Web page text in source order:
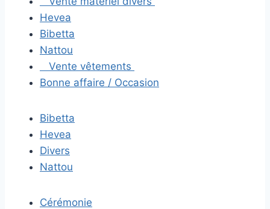
Hevea
Bibetta
Nattou
Vente vêtements
Bonne affaire / Occasion
Bibetta
Hevea
Divers
Nattou
Cérémonie